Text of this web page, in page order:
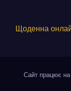
Щоденна
Сайт працює